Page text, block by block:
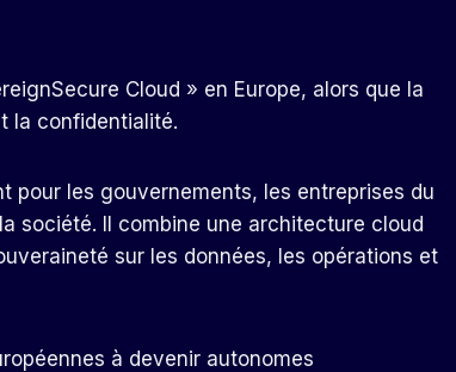
Cloud » en Europe, alors que la
la confidentialité.
pour les gouvernements, les entreprises du
société. Il combine une architecture cloud
sur les données, les opérations et
à devenir autonomes